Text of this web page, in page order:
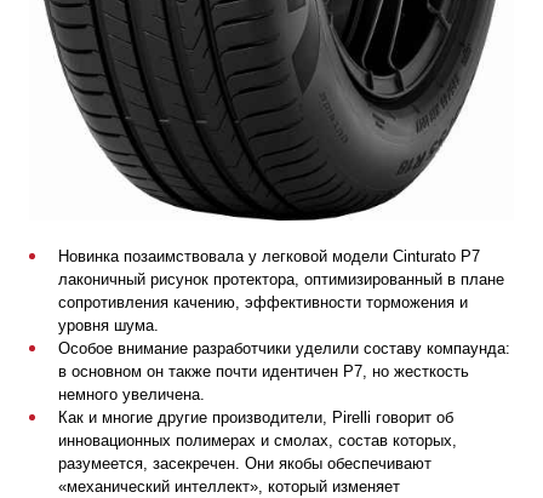
Новинка позаимствовала у легковой модели Cinturato P7
лаконичный рисунок протектора, оптимизированный в плане
сопротивления качению, эффективности торможения и
уровня шума.
Особое внимание разработчики уделили составу компаунда:
в основном он также почти идентичен P7, но жесткость
немного увеличена.
Как и многие другие производители, Pirelli говорит об
инновационных полимерах и смолах, состав которых,
разумеется, засекречен. Они якобы обеспечивают
«механический интеллект», который изменяет